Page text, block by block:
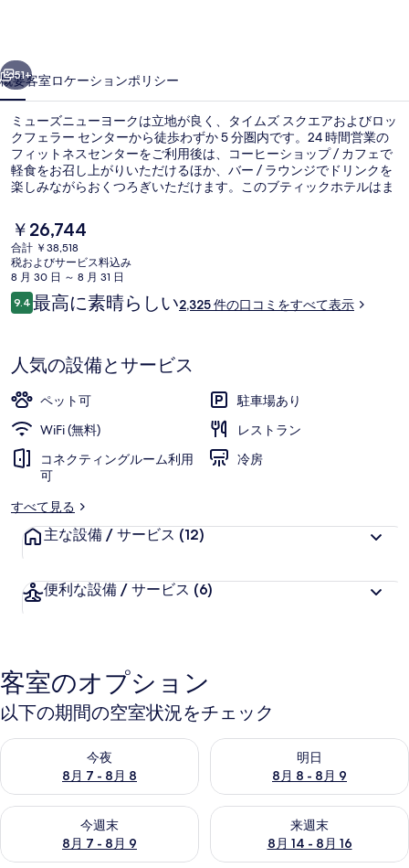
ヨ
ー
ク
の
写
真
ギ
ャ
ラ
ー
51+
概要客室ロケーションポリシー
ミューズニューヨークは立地が良く、タイムズ スクエアおよびロッ
クフェラー センターから徒歩わずか 5 分圏内です。24 時間営業の
フィットネスセンターをご利用後は、コーヒーショップ / カフェで
軽食をお召し上がりいただけるほか、バー / ラウンジでドリンクを
楽しみながらおくつろぎいただけます。このブティックホテルはま
から徒歩 10 分圏内に位置しています。寝心地の良いベッドや親切
なスタッフが旅行者の高い評価を得ています。周辺ではさまざまな
公共交通機関を利用できます。地下鉄 47 - 50 ストリート - ロック
フェラー センター駅までは 3 分、地下鉄 49th ストリート駅までは
4 分です。
現
在
の
料
金
は
す
￥26,744
合計 ￥38,518
税およびサービス料込み
8 月 30 日 ～ 8 月 31 日
口
コ
9.410段階中9.4
最高に素晴らしい2,325 件の口コミをすべて表示
人気の設備とサービス
ペット可
駐車場あり
WiFi (無料)
レストラン
コネクティングルーム利用
可
冷房
すべて見る
主な設備 / サービス (12)
便利な設備 / サービス (6)
客室のオプション
以下の期間の空室状況をチェック
今夜
8月 7 - 8月 8
今夜 8月 7 - 8月 8 の空室状況をチェック
明日
8月 8 - 8月 9
明日 8月 8 - 8月 9 の空室状況
今週末
8月 7 - 8月 9
今週末 8月 7 - 8月 9 の空室状況をチェック
来週末
8月 14 - 8月 16
来週末 8月 14 - 8月 16 の空室